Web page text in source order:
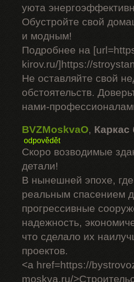
уюта
Обустройте свой
и модным!
Подробнее на
kirov.ru/]https://
Не оставляйте свой
обстоятельств.
нами-
BVZMoskvaO,
odpovědět
Скоро возводимые
детали!
В нынешней эпохе,
реальным спасением
прогрессивные
надежность,
что сделало их
проектов.
<a href=https://
moskva.ru/